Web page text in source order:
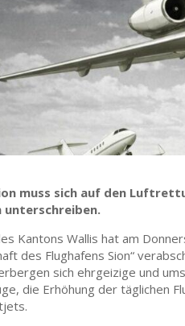
muss sich auf den
unterschreiben.
Kantons Wallis hat am
des Flughafens Sion“
sich ehrgeizige und
die Erhöhung der täglichen